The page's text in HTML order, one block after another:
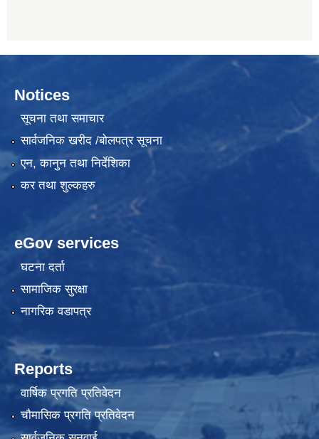
Notices
सूचना तथा समाचार
सार्वजनिक खरीद /बोलपत्र सूचना
एन, कानुन तथा निर्देशिका
कर तथा शुल्कहरु
eGov services
घटना दर्ता
सामाजिक सुरक्षा
नागरिक वडापत्र
Reports
वार्षिक प्रगति प्रतिवेदन
चौमासिक प्रगति प्रतिवेदन